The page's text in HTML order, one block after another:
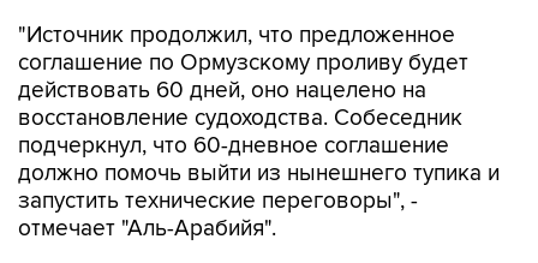
"Источник продолжил, что предложенное
соглашение по Ормузскому проливу будет
действовать 60 дней, оно нацелено на
восстановление судоходства. Собеседник
подчеркнул, что 60-дневное соглашение
должно помочь выйти из нынешнего тупика и
запустить технические переговоры", -
отмечает "Аль-Арабийя".